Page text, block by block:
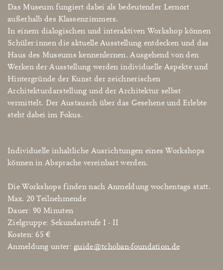
Das Museum fungiert dabei als bedeutender Lernort
außerhalb des Klassenzimmers.
In einem dialogischen und interaktiven Workshop können
Schüler:innen die aktuelle Ausstellung entdecken und das
Haus des Museums kennenlernen. Ausgehend von den
Werken der Ausstellung werden individuelle Aspekte und
Hintergründe der Kunst der zeichnerischen
Architekturdarstellung und der Architektur selbst
vermittelt. Der Austausch über das Gesehene und Erlebte
steht dabei im Fokus.
Individuelle inhaltliche Ausrichtungen eines Workshops
können in Absprache vereinbart werden.
Die Workshops finden nach Anmeldung wochentags statt.
Max. 20 Teilnehmende
Dauer: 90 Minuten
Zielgruppe: Sekundarstufe I - II
Kosten: 65 €
Anmeldung unter: guide@tchoban-foundation.de